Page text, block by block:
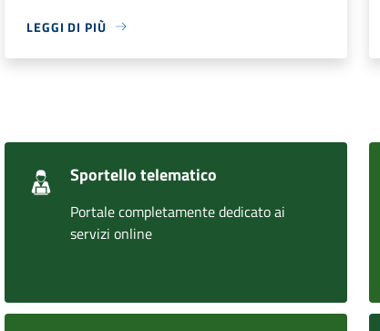
LEGGI DI PIÙ
Sportello telematico
Portale completamente dedicato ai
servizi online